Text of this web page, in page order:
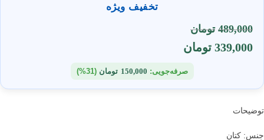
تخفیف ویژه
489,000 تومان
339,000 تومان
صرفه‌جویی: 150,000 تومان (31%)
توضیحات
جنس: کتان